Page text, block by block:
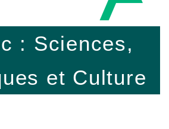
: Sciences,
et Culture